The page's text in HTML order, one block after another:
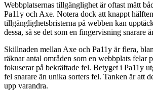
Webbplatsernas tillgänglighet är oftast mätt
Pa11y och Axe. Notera dock att knappt
tillgänglighetsbristerna på webben kan
dessa, så se det som en fingervisning snarare
Skillnaden mellan Axe och Pa11y är flera,
räknar antal områden som en webbplats felar
fokuserar på bekräftade fel. Betyget i Pa11y
fel snarare än unika sorters fel. Tanken är att
upp varandra.